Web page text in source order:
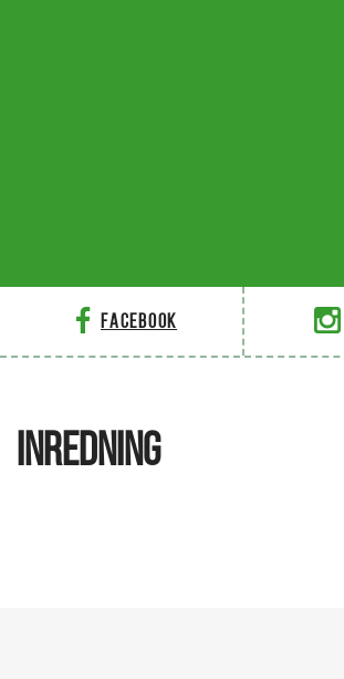
Facebook
INREDNING